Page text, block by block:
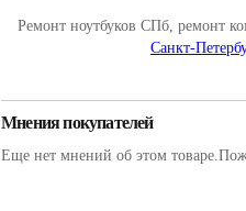
Ремонт ноутбуков СПб, ремонт
Санкт-
Мнения покупателей
Еще нет мнений об этом